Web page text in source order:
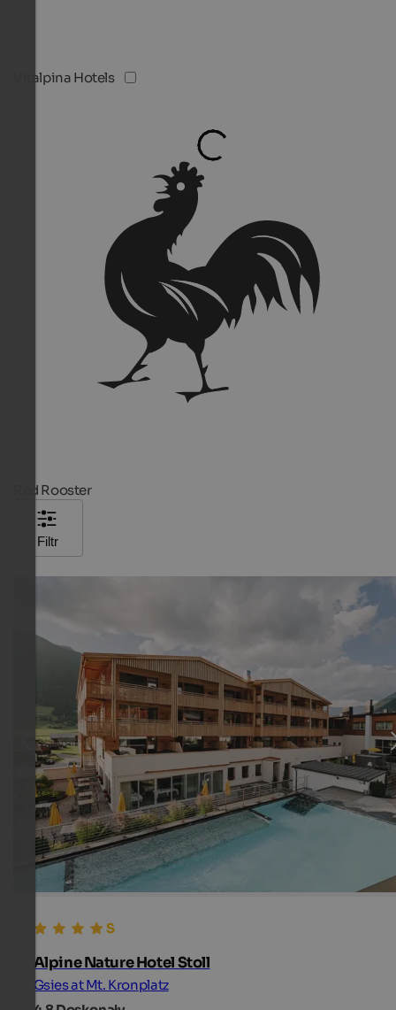
Vitalpina Hotels
Red Rooster
Filtr
Alpine Nature Hotel Stoll
Gsies at Mt. Kronplatz